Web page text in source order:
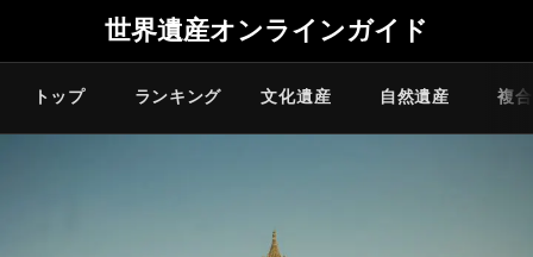
世界遺産オンラインガイド
トップ ランキング 文化遺産 自然遺産 複